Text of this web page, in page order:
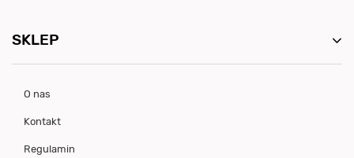
SKLEP
O nas
Kontakt
Regulamin